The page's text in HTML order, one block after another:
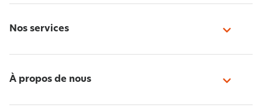
Nos services
À propos de nous